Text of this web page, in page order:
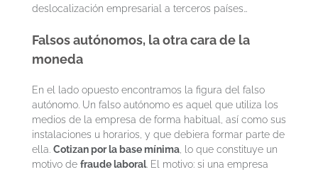
deslocalización empresarial a terceros países…
Falsos autónomos, la otra cara de la
moneda
En el lado opuesto encontramos la figura del falso
autónomo. Un falso autónomo es aquel que utiliza los
medios de la empresa de forma habitual, así como sus
instalaciones u horarios, y que debiera formar parte de
ella. Cotizan por la base mínima, lo que constituye un
motivo de fraude laboral. El motivo: si una empresa